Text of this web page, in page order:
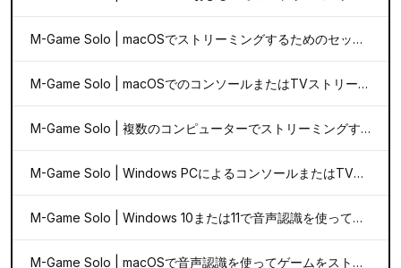
M-Game Solo | macOSでストリーミングするためのセットアップ
M-Game Solo | macOSでのコンソールまたはTVストリーミングのセットアップ
M-Game Solo | 複数のコンピューターでストリーミングするためのセットアップ
M-Game Solo | Windows PCによるコンソールまたはTVストリーミングのセットアップ
M-Game Solo | Windows 10または11で音声認識を使ってゲームをストリーミングするためのセットアップ
M-Game Solo | macOSで音声認識を使ってゲームをストリーミングするためのセットアップ